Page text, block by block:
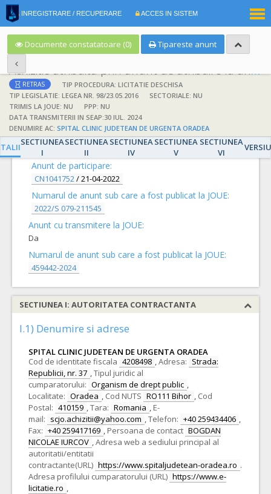
INREGISTRARE / RECUPERARE ACCES IN SISTEM
Documente constatatoare (0) Tipareste anunt
Achizitie atribuita prin anunt de atribuire la anunt de participare
RETRAS
TIP PROCEDURA: LICITATIE DESCHISA
TIP LEGISLATIE: LEGEA NR. 98/23.05.2016
SECTORIALE: NU
TRIMIS LA JOUE: NU
PPP: NU
DATA TRANSMITERII IN SEAP:30 IUL. 2024
DENUMIRE AC: SPITAL CLINIC JUDETEAN DE URGENTA ORADEA
SECTIUNEA
I
SECTIUNEA
II
SECTIUNEA
IV
SECTIUNEA
V
SECTIUNEA
VI
DETALII
Anunt de participare:
CN1041752/21-04-2022
Numarul de anunt sub care a fost publicat la JOUE:
2022/S 079-211545
Anunt cu transmitere la JOUE:
Da
Numarul de anunt sub care a fost publicat la JOUE:
459442-2024
SECTIUNEA I: AUTORITATEA CONTRACTANTA
I.1) Denumire si adrese
SPITAL CLINIC JUDETEAN DE URGENTA ORADEA
Cod de identitate fiscala 4208498 ,Adresa: Strada:
Republicii, nr. 37 ,Tipul juridic al
cumparatorului: Organism de drept public ,
Localitate: Oradea , Cod NUTS RO111 Bihor , Cod
Postal: 410159 ,Tara: Romania , E-
mail: scjo.achizitii@yahoo.com ,Telefon: +40 259434406 ,
Fax: +40 259417169 , Persoana de contact BOGDAN
NICOLAE IURCOV ,Adresa web a sediului principal al
autoritatii/entitatii
contractante(URL) https://www.spitaljudetean-oradea.ro .
Adresa profilului cumparatorului (URL) https://www.e-
licitatie.ro ,